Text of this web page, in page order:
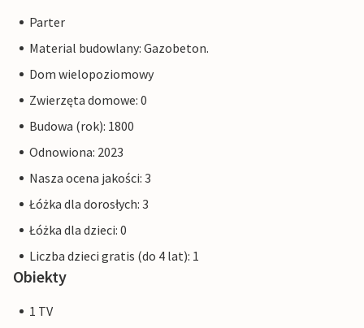
Parter
Material budowlany: Gazobeton.
Dom wielopoziomowy
Zwierzęta domowe: 0
Budowa (rok): 1800
Odnowiona: 2023
Nasza ocena jakości: 3
Łóżka dla dorosłych: 3
Łóżka dla dzieci: 0
Liczba dzieci gratis (do 4 lat): 1
Obiekty
1 TV